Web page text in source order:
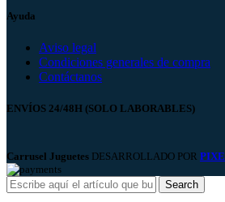
Ayuda
Aviso legal
Condiciones generales de compra
Contáctanos
ENVÍOS 24/48H (SOLO LABORABLES)
Carrusel Juguetes DESARROLLADO POR
Search